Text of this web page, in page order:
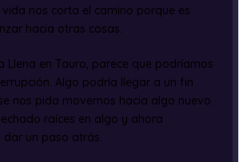
vida nos corta el camino porque es
hacia otras cosas.
Llena en Tauro, parece que podríamos
Algo podría llegar a un fin
nos pida movernos hacia algo nuevo.
raíces en algo y ahora
un paso atrás.